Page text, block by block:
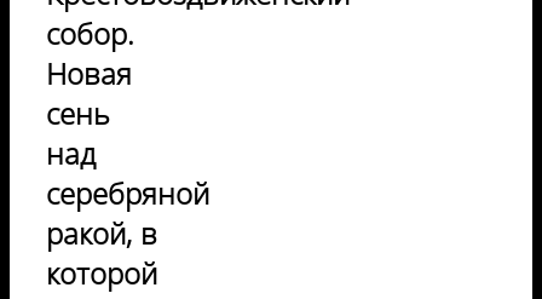
собор.
Новая
сень
над
серебряной
ракой, в
которой